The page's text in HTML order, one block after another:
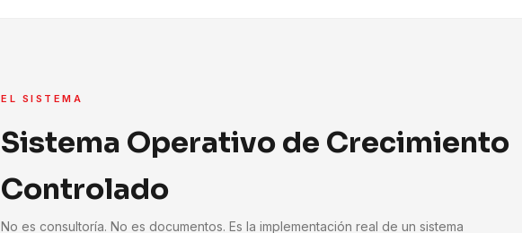
EL SISTEMA
Sistema Operativo de Crecimiento
Controlado
No es consultoría. No es documentos. Es la implementación real de un sistema